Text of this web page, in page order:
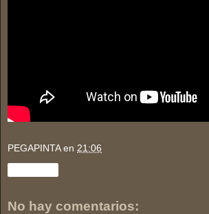
PEGAPINTA en 21:06
No hay comentarios: